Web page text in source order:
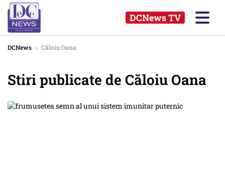
DCNews TV
DCNews › Căloiu Oana
Stiri publicate de Căloiu Oana